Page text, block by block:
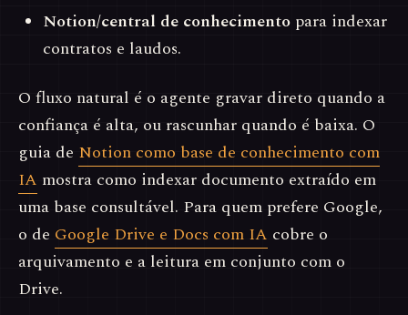
Notion/central de conhecimento para indexar
contratos e laudos.
O fluxo natural é o agente gravar direto quando a
confiança é alta, ou rascunhar quando é baixa. O
guia de Notion como base de conhecimento com
IA mostra como indexar documento extraído em
uma base consultável. Para quem prefere Google,
o de Google Drive e Docs com IA cobre o
arquivamento e a leitura em conjunto com o
Drive.